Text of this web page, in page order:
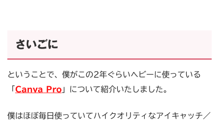
さいごに
ということで、僕がこの2年ぐらいヘビーに使っている
Canva Pro 」について紹介いたしました。
僕はほぼ毎日使っていてハイクオリティなアイキャッチ／